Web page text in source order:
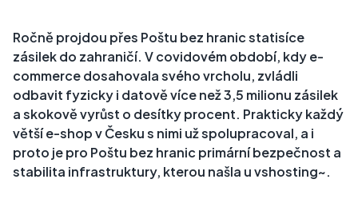
Ročně projdou přes Poštu bez hranic statisíce
zásilek do zahraničí. V covidovém období, kdy e-
commerce dosahovala svého vrcholu, zvládli
odbavit fyzicky i datově více než 3,5 milionu zásilek
a skokově vyrůst o desítky procent. Prakticky každý
větší e-shop v Česku s nimi už spolupracoval, a i
proto je pro Poštu bez hranic primární bezpečnost a
stabilita infrastruktury, kterou našla u vshosting~.